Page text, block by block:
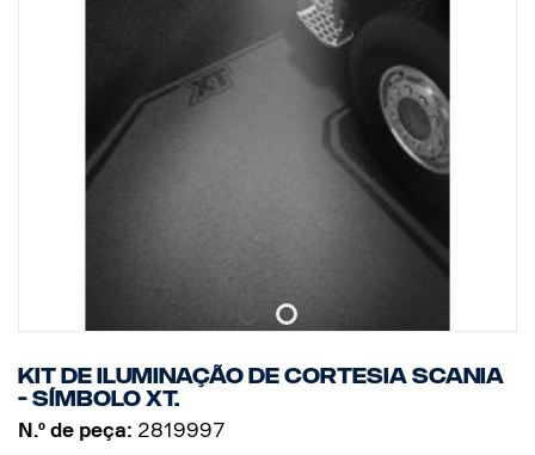
Kit de iluminação de cortesia Scania
- símbolo XT.
N.º de peça: 2819997